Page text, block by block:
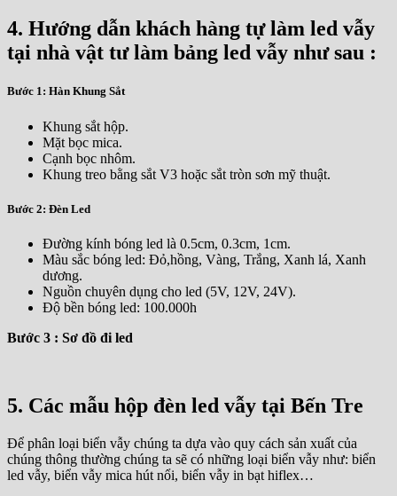
4. Hướng dẫn khách hàng tự làm led vẫy
tại nhà vật tư làm bảng led vẫy như sau :
Bước 1: Hàn Khung Sắt
Khung sắt hộp.
Mặt bọc mica.
Cạnh bọc nhôm.
Khung treo bằng sắt V3 hoặc sắt tròn sơn mỹ thuật.
Bước 2: Đèn Led
Đường kính bóng led là 0.5cm, 0.3cm, 1cm.
Màu sắc bóng led: Đỏ,hồng, Vàng, Trắng, Xanh lá, Xanh
dương.
Nguồn chuyên dụng cho led (5V, 12V, 24V).
Độ bền bóng led: 100.000h
Bước 3 : Sơ đồ đi led
5. Các mẫu hộp đèn led vẫy tại Bến Tre
Để phân loại biển vẫy chúng ta dựa vào quy cách sản xuất của
chúng thông thường chúng ta sẽ có những loại biển vẫy như: biển
led vẫy, biển vẫy mica hút nổi, biển vẫy in bạt hiflex…